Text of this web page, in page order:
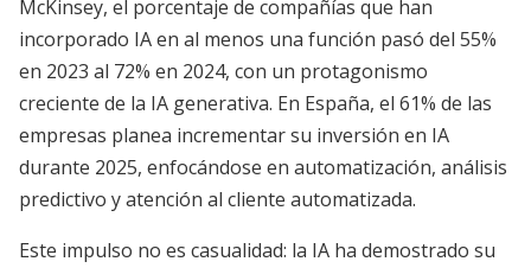
McKinsey, el porcentaje de compañías que han
incorporado IA en al menos una función pasó del 55%
en 2023 al 72% en 2024, con un protagonismo
creciente de la IA generativa. En España, el 61% de las
empresas planea incrementar su inversión en IA
durante 2025, enfocándose en automatización, análisis
predictivo y atención al cliente automatizada.
Este impulso no es casualidad: la IA ha demostrado su